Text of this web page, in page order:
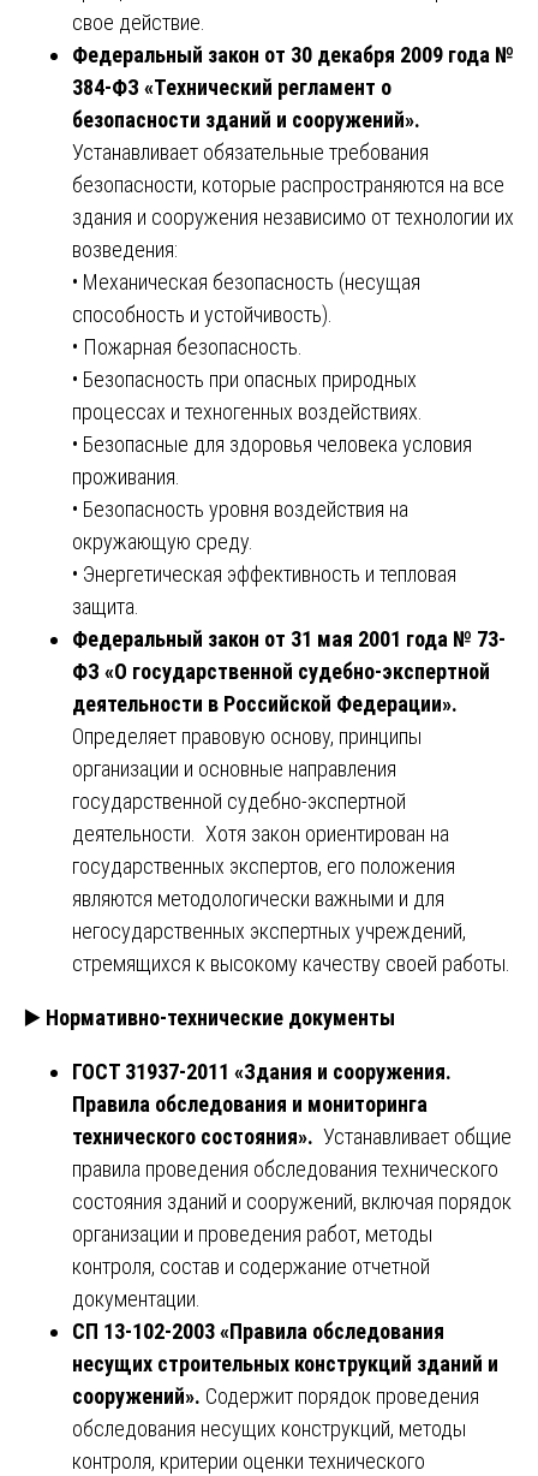
свое действие.
Федеральный закон от 30 декабря 2009 года №
384-ФЗ «Технический регламент о
безопасности зданий и сооружений».
Устанавливает обязательные требования
безопасности, которые распространяются на все
здания и сооружения независимо от технологии их
возведения:
• Механическая безопасность (несущая
способность и устойчивость).
• Пожарная безопасность.
• Безопасность при опасных природных
процессах и техногенных воздействиях.
• Безопасные для здоровья человека условия
проживания.
• Безопасность уровня воздействия на
окружающую среду.
• Энергетическая эффективность и тепловая
защита.
Федеральный закон от 31 мая 2001 года № 73-
ФЗ «О государственной судебно-экспертной
деятельности в Российской Федерации».
Определяет правовую основу, принципы
организации и основные направления
государственной судебно-экспертной
деятельности. Хотя закон ориентирован на
государственных экспертов, его положения
являются методологически важными и для
негосударственных экспертных учреждений,
стремящихся к высокому качеству своей работы.
▶️ Нормативно-технические документы
ГОСТ 31937-2011 «Здания и сооружения.
Правила обследования и мониторинга
технического состояния». Устанавливает общие
правила проведения обследования технического
состояния зданий и сооружений, включая порядок
организации и проведения работ, методы
контроля, состав и содержание отчетной
документации.
СП 13-102-2003 «Правила обследования
несущих строительных конструкций зданий и
сооружений». Содержит порядок проведения
обследования несущих конструкций, методы
контроля, критерии оценки технического